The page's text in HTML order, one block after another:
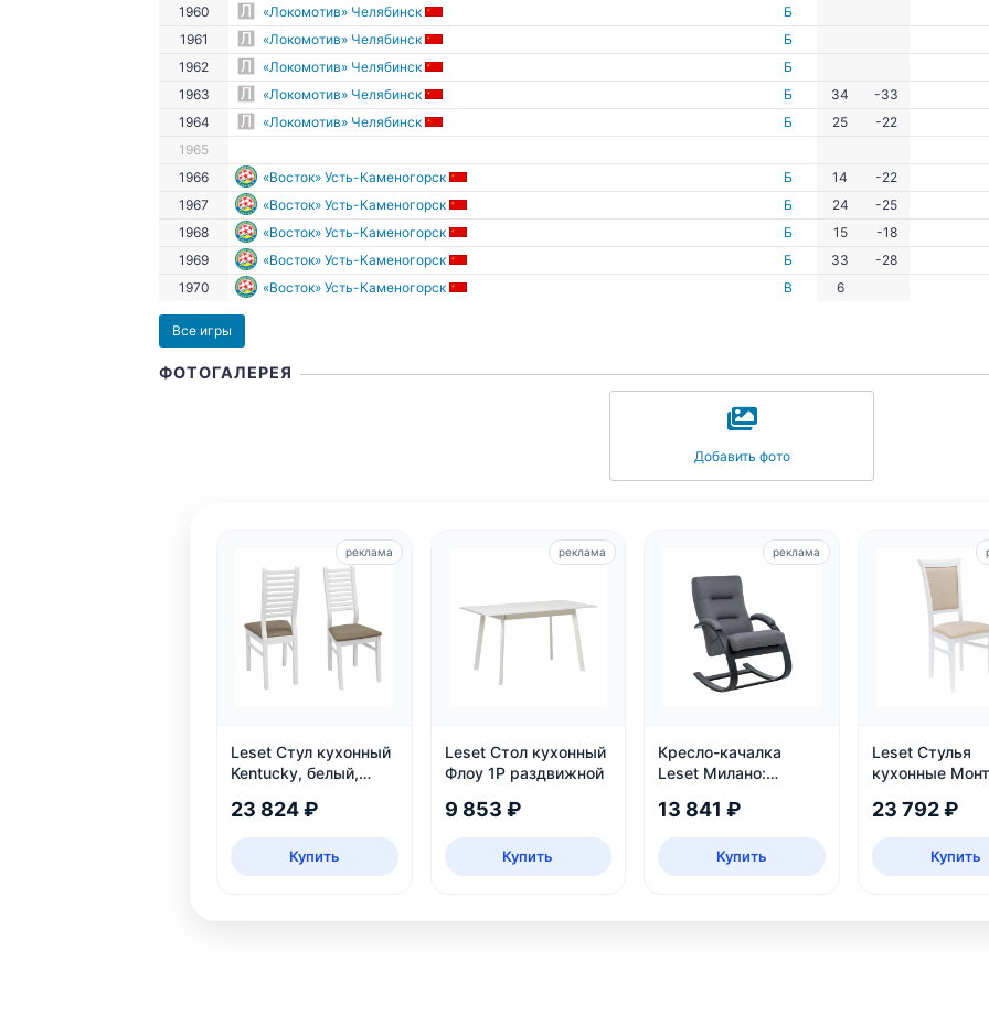
1960
«Локомотив» Челябинск Б
1961
«Локомотив» Челябинск
Б
1962
«Локомотив» Челябинск Б
1963
«Локомотив» Челябинск Б 34 -33
1964
«Локомотив» Челябинск Б 25
-22
1965
1966
«Восток» Усть-Каменогорск Б 14
-22
1967
«Восток» Усть-Каменогорск Б 24
-25
1968
«Восток» Усть-Каменогорск Б 15
-18
1969
«Восток» Усть-Каменогорск Б 33
-28
1970
«Восток» Усть-Каменогорск В 6
Все игры
ФОТОГАЛЕРЕЯ
Добавить фото
Leset Стул кухонный
Kentucky, белый,
23 824 ₽
Купить
реклама
Leset Стол кухонный
Флоу 1Р раздвижной
9 853 ₽
Купить
реклама
Кресло-качалка
Leset Милано:
рогожка Malmo 95
13 841 ₽
Купить
реклама
Leset Стулья
кухонные
23 792 ₽
Купить